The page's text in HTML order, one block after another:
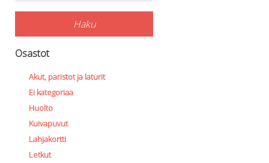
Haku
Osastot
Akut, paristot ja laturit
Ei kategoriaa
Huolto
Kuivapuvut
Lahjakortti
Letkut